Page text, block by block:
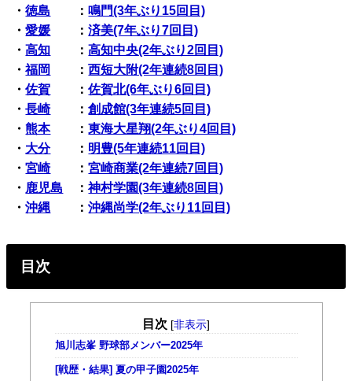
・徳島 ：鳴門(3年ぶり15回目)
・愛媛 ：済美(7年ぶり7回目)
・高知 ：高知中央(2年ぶり2回目)
・福岡 ：西短大附(2年連続8回目)
・佐賀 ：佐賀北(6年ぶり6回目)
・長崎：創成館(3年連続5回目)
・熊本：東海大星翔(2年ぶり4回目)
・ 大分： 明豊(5年連続11回目)
・宮崎：宮崎商業(2年連続7回目)
・ 鹿児島 ：神村学園(3年連続8回目)
・沖縄 ：沖縄尚学(2年ぶり11回目)
目次
目次 [非表示]
旭川志峯 野球部メンバー2025年
[戦歴・結果] 夏の甲子園2025年